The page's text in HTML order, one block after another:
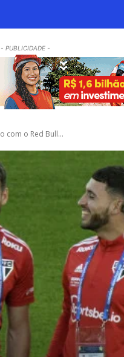
- PUBLICIDADE -
com o Red Bull...